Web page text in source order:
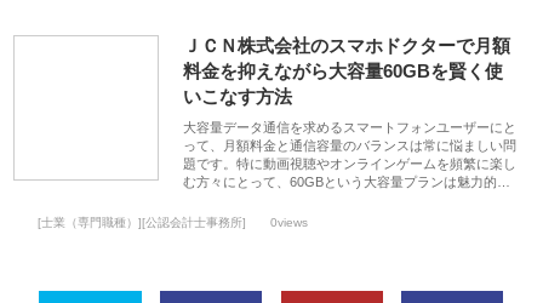
ＪＣＮ株式会社のスマホドクターで月額
料金を抑えながら大容量60GBを賢く使
いこなす方法
大容量データ通信を求めるスマートフォンユーザーにと
って、月額料金と通信容量のバランスは常に悩ましい問
題です。特に動画視聴やオンラインゲームを頻繁に楽し
む方々にとって、60GBという大容量プランは魅力的…
[士業（専門職種）][公認会計士事務所] 0views